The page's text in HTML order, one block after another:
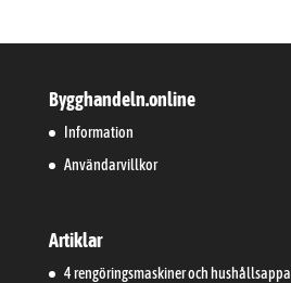
Bygghandeln.online
Information
Användarvillkor
Artiklar
4 rengöringsmaskiner och